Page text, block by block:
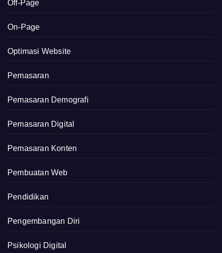
Off-Page
On-Page
Optimasi Website
Pemasaran
Pemasaran Demografi
Pemasaran Digital
Pemasaran Konten
Pembuatan Web
Pendidikan
Pengembangan Diri
Psikologi Digital